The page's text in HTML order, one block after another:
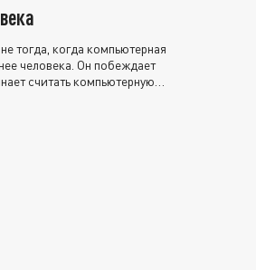
тогда, когда компьютерная
человека. Он побеждает
считать компьютерную